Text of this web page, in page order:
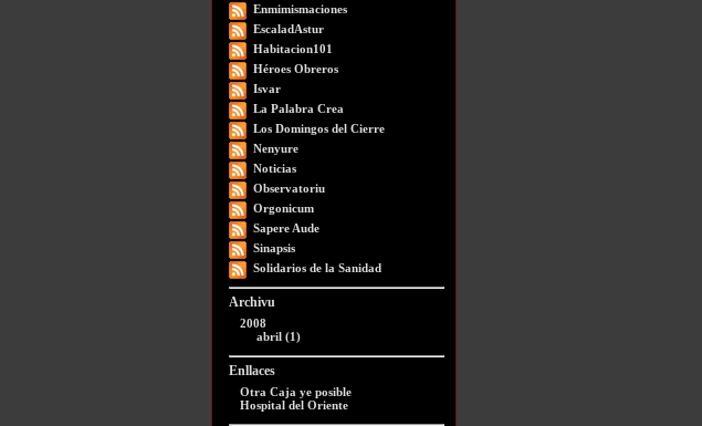
Enmimismaciones
EscaladAstur
Habitacion101
Héroes Obreros
Isvar
La Palabra Crea
Los Domingos del Cierre
Nenyure
Noticias
Observatoriu
Orgonicum
Sapere Aude
Sinapsis
Solidarios de la Sanidad
Archivu
2008
abril (1)
Enllaces
Otra Caja ye posible
Hospital del Oriente